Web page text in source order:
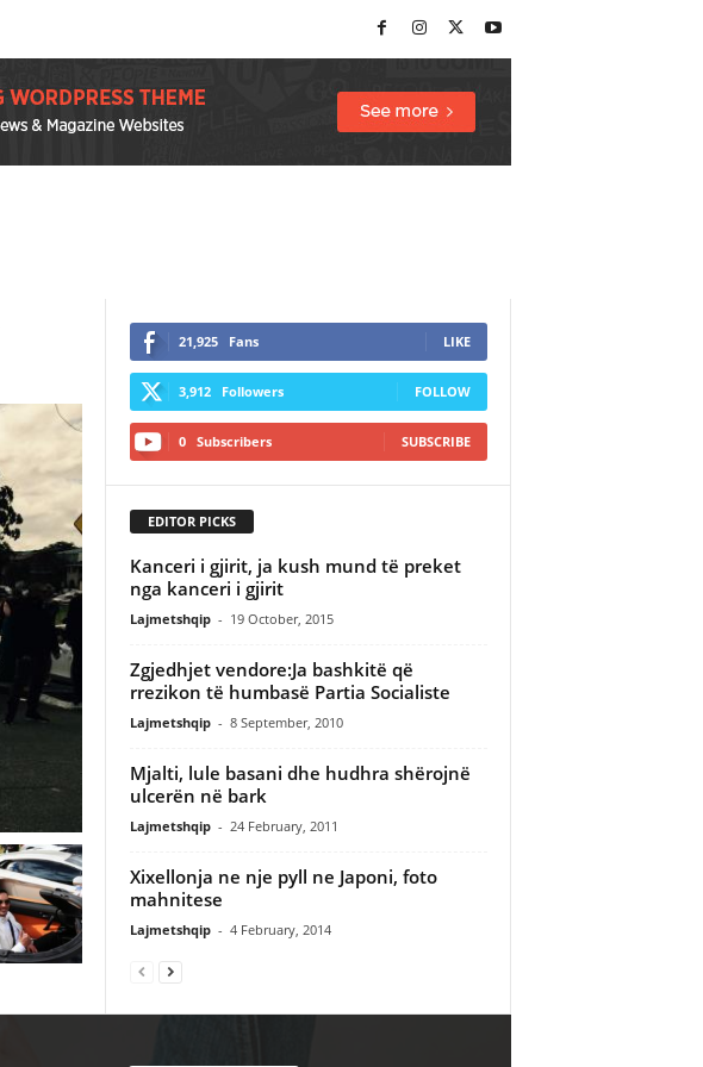
21,925 Fans LIKE
3,912 Followers FOLLOW
0 Subscribers SUBSCRIBE
EDITOR PICKS
Kanceri i gjirit, ja kush mund të preket
nga kanceri i gjirit
Lajmetshqip - 19 October, 2015
Zgjedhjet vendore:Ja bashkitë që
rrezikon të humbasë Partia Socialiste
Lajmetshqip - 8 September, 2010
Mjalti, lule basani dhe hudhra shërojnë
ulcerën në bark
Lajmetshqip - 24 February, 2011
Xixellonja ne nje pyll ne Japoni, foto
mahnitese
Lajmetshqip - 4 February, 2014